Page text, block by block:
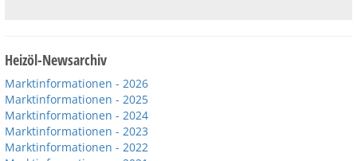
Heizöl-Newsarchiv
Marktinformationen - 2026
Marktinformationen - 2025
Marktinformationen - 2024
Marktinformationen - 2023
Marktinformationen - 2022